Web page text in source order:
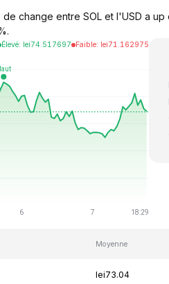
change entre SOL et l'USD a
Élevé: lei74.517697 Faible: lei71.162975
Moyenne
lei73.04